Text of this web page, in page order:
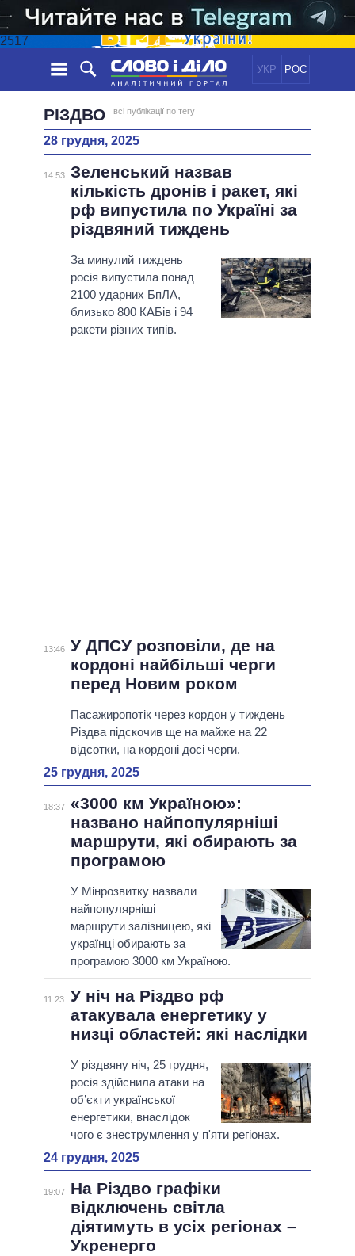
2517
УКР РОС
НОВИНИ
СТРІЧКА
ПОДІЇ
СТАТТІ
ДУМКИ
ОГЛЯДИ
ДАЙДЖЕСТИ
ЕКОНОМІКА
СУСПІЛЬСТВО
СВІТ
ПОЛIТИКИ
УСІ ПОЛІТИКИ
ПРЕЗИДЕНТ І ОФІС
ВЕРХОВНА РАДА
КАБІНЕТ МІНІСТРІВ
ГОЛОВИ ОБЛАДМІНІСТРАЦІЙ
МЕРИ МІСТ
ІНФОГРАФІКА
ПІДТРИМАТИ
ПОРІВНЯННЯ ПОЛІТИКІВ
РІЗДВО всі публікації по тегу
28 грудня, 2025
14:53 Зеленський назвав
кількість дронів і ракет, які
рф випустила по Україні за
різдвяний тиждень
За минулий тиждень
росія випустила понад
2100 ударних БпЛА,
близько 800 КАБів і 94
ракети різних типів.
13:46 У ДПСУ розповіли, де на
кордоні найбільші черги
перед Новим роком
Пасажиропотік через кордон у тиждень
Різдва підскочив ще на майже на 22
відсотки, на кордоні досі черги.
25 грудня, 2025
18:37
«3000 км Україною»:
названо найпопулярніші
маршрути, які обирають за
програмою
У Мінрозвитку назвали
найпопулярніші
маршрути залізницею, які
українці обирають за
програмою 3000 км Україною.
11:23
У ніч на Різдво рф
атакувала енергетику у
низці областей: які наслідки
У різдвяну ніч, 25 грудня,
росія здійснила атаки на
об’єкти української
енергетики, внаслідок
чого є знеструмлення у п'яти регіонах.
24 грудня, 2025
19:07
На Різдво графіки
відключень світла
діятимуть в усіх регіонах –
Укренерго